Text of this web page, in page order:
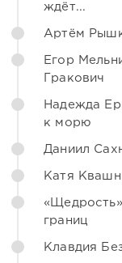
ждёт...
Артём
Егор
Гракович
Надежда
к морю
Даниил
Катя
границ
Клавдия